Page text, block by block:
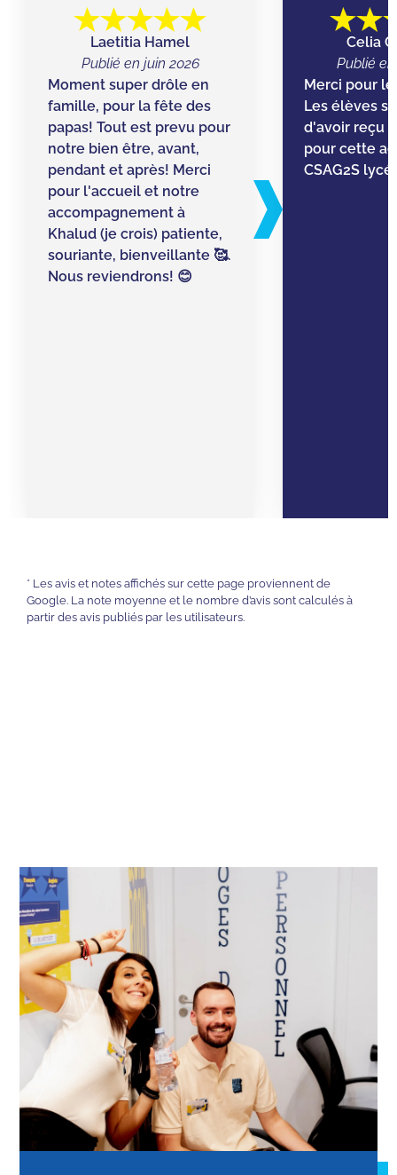
Laetitia Hamel
Publié en juin 2026
Moment super drôle en
famille, pour la fête des
papas! Tout est prevu pour
notre bien être, avant,
pendant et après! Merci
pour l'accueil et notre
accompagnement à
Khalud (je crois) patiente,
souriante, bienveillante 🥰.
Nous reviendrons! 😊
Celia
Publié
Merci pour
Les élèves
d'avoir reçu
pour cette
CSAG2S
* Les avis et notes affichés sur cette page proviennent de
Google. La note moyenne et le nombre d’avis sont calculés à
partir des avis publiés par les utilisateurs.